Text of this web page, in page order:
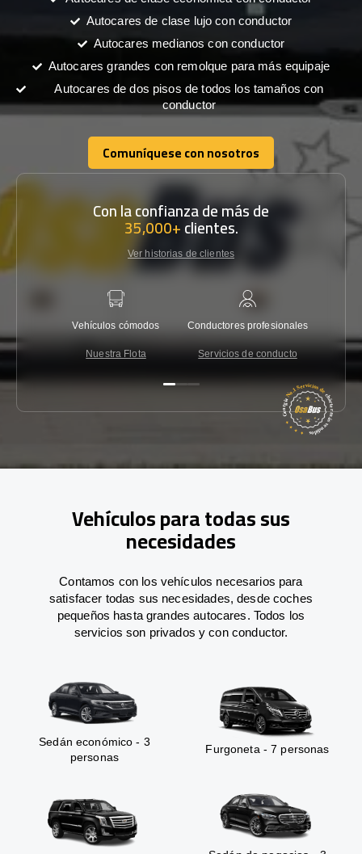
Autocares de clase lujo con conductor
Autocares medianos con conductor
Autocares grandes con remolque para más equipaje
Autocares de dos pisos de todos los tamaños con
conductor
Comuníquese con nosotros
Comuníquese con nosotros
Con la confianza de más de
35,000+clientes.
Ver historias de clientes
Vehículos cómodos
Nuestra Flota
Conductores profesionales
Servicios de conducto
Vehículos para todas sus
necesidades
Contamos con los vehículos necesarios para
satisfacer todas sus necesidades, desde coches
pequeños hasta grandes autocares. Todos los
servicios son privados y con conductor.
Sedán económico - 3
personas
Furgoneta - 7 personas